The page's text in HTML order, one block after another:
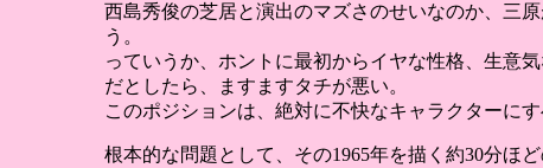
西島秀俊の芝居と演出のマズさのせいなのか、三
う。
っていうか、ホントに最初からイヤな性格、生意
だとしたら、ますますタチが悪い。
このポジションは、絶対に不快なキャラクターにす
根本的な問題として、その1965年を描く約30分ほ